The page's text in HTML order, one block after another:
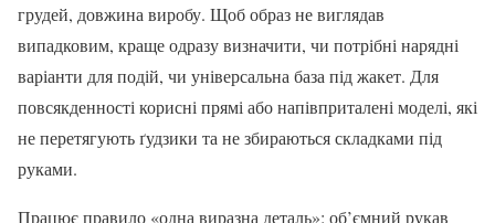
грудей, довжина виробу. Щоб образ не виглядав
випадковим, краще одразу визначити, чи потрібні нарядні
варіанти для подій, чи універсальна база під жакет. Для
повсякденності корисні прямі або напівприталені моделі, які
не перетягують ґудзики та не збираються складками під
руками.
Працює правило «одна виразна деталь»: об’ємний рукав